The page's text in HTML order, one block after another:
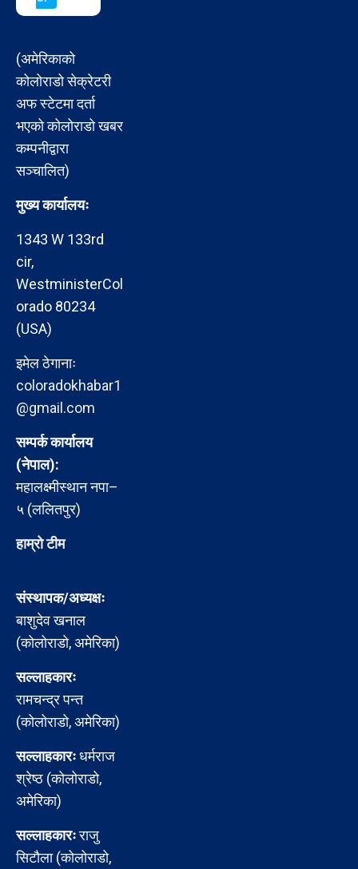
(अमेरिकाको
कोलोराडो सेक्रेटरी
अफ स्टेटमा दर्ता
भएको कोलोराडो खबर
कम्पनीद्वारा
सञ्चालित)
मुख्य कार्यालयः
1343 W 133rd
cir,
WestministerCol
orado 80234
(USA)
इमेल ठेगानाः
coloradokhabar1
@gmail.com
सम्पर्क कार्यालय
(नेपाल):
महालक्ष्मीस्थान नपा–
५ (ललितपुर)
हाम्रो टीम
संस्थापक/अध्यक्षः
बाशुदेव खनाल
(कोलोराडो, अमेरिका)
सल्लाहकारः
रामचन्द्र पन्त
(कोलोराडो, अमेरिका)
सल्लाहकारःधर्मराज
श्रेष्ठ (कोलोराडो,
अमेरिका)
सल्लाहकारःराजु
सिटौला (कोलोराडो,